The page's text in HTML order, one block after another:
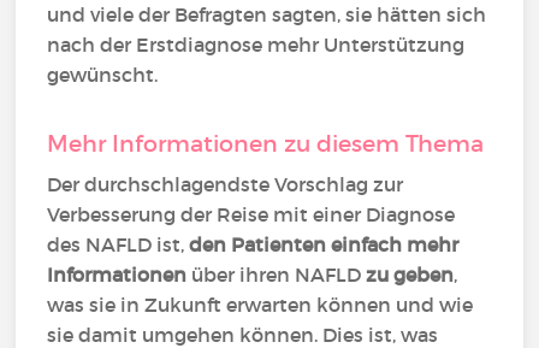
und viele der Befragten sagten, sie hätten sich
nach der Erstdiagnose mehr Unterstützung
gewünscht.
Mehr Informationen zu diesem Thema
Der durchschlagendste Vorschlag zur
Verbesserung der Reise mit einer Diagnose
des NAFLD ist,den Patienten einfach mehr
Informationen über ihren NAFLDzu geben,
was sie in Zukunft erwarten können und wie
sie damit umgehen können. Dies ist, was